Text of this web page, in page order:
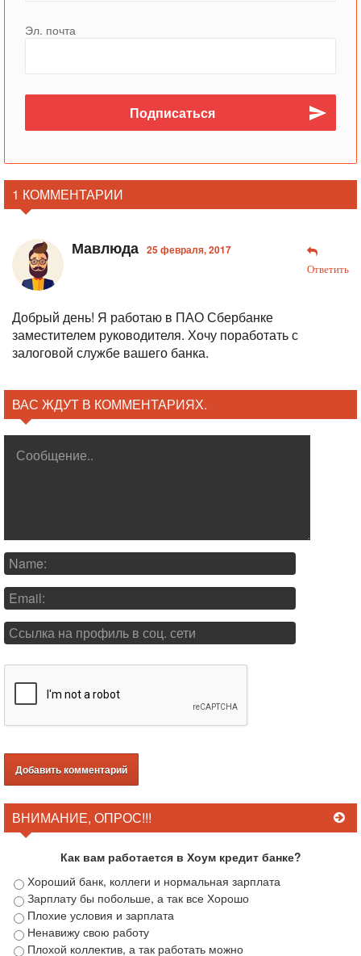
Эл. почта
1 КОММЕНТАРИИ
Мавлюда 25 февраля, 2017
Ответить
Добрый день! Я работаю в ПАО Сбербанке
заместителем руководителя. Хочу поработать с
залоговой службе вашего банка.
ВАС ЖДУТ В КОММЕНТАРИЯХ.
ВНИМАНИЕ, ОПРОС!!!
Как вам работается в Хоум кредит банке?
Хороший банк, коллеги и нормальная зарплата
Зарплату бы побольше, а так все Хорошо
Плохие условия и зарплата
Ненавижу свою работу
Плохой коллектив, а так работать можно